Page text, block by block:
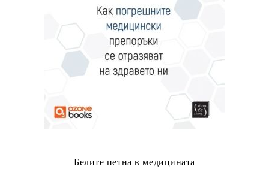
Белите петна в медицината